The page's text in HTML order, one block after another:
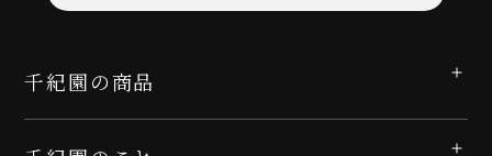
千紀園の商品